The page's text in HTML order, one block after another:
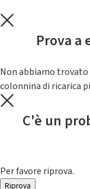
Prova a
Non abbiamo
colonnina di ricarica
C'è un
Per favore riprova.
Riprova